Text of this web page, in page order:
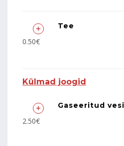
0.50€
Tee
Külmad joogid
2.50€
Gaseeritud vesi